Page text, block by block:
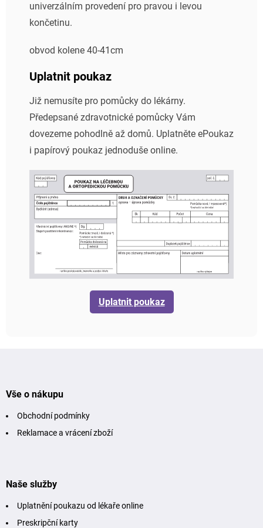
univerzálním provedení pro pravou i levou
končetinu.
obvod kolene 40-41cm
Uplatnit poukaz
Již nemusíte pro pomůcky do lékárny.
Předepsané zdravotnické pomůcky Vám
dovezeme pohodlně až domů. Uplatněte ePoukaz
i papírový poukaz jednoduše online.
Uplatnit poukaz
Vše o nákupu
Obchodní podmínky
Reklamace a vrácení zboží
Naše služby
Uplatnění poukazu od lékaře online
Preskripční karty